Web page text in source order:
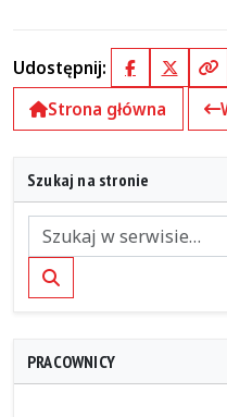
Udostępnij: Facebook
X
Strona główna
Szukaj na stronie
Szukaj
PRACOWNICY